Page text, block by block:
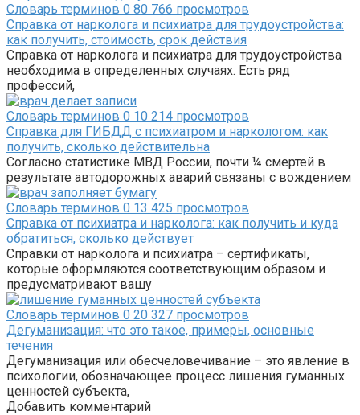
Словарь терминов 0 80 766 просмотров
Справка от нарколога и психиатра для трудоустройства:
как получить, стоимость, срок действия
Справка от нарколога и психиатра для трудоустройства
необходима в определенных случаях. Есть ряд
профессий,
Словарь терминов 0 10 214 просмотров
Справка для ГИБДД с психиатром и наркологом: как
получить, сколько действительна
Согласно статистике МВД России, почти ¼ смертей в
результате автодорожных аварий связаны с вождением
Словарь терминов 0 13 425 просмотров
Справка от психиатра и нарколога: как получить и куда
обратиться, сколько действует
Справки от нарколога и психиатра – сертификаты,
которые оформляются соответствующим образом и
предусматривают вашу
Словарь терминов 0 20 327 просмотров
Дегуманизация: что это такое, примеры, основные
течения
Дегуманизация или обесчеловечивание – это явление в
психологии, обозначающее процесс лишения гуманных
ценностей субъекта,
Добавить комментарий